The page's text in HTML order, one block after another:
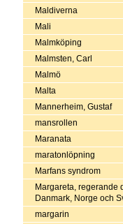
Maldiverna
Mali
Malmköping
Malmsten, Carl
Malmö
Malta
Mannerheim, Gustaf
mansrollen
Maranata
maratonlöpning
Marfans syndrom
Margareta, regerande
Danmark, Norge och
margarin